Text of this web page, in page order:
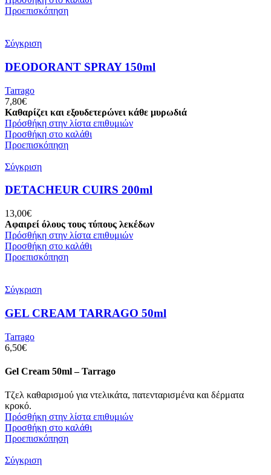
Προεπισκόπηση
Σύγκριση
DEODORANT SPRAY 150ml
Tarrago
7,80€
Καθαρίζει και εξουδετερώνει κάθε μυρωδιά
Πρόσθήκη στην λίστα επιθυμιών
Προσθήκη στο καλάθι
Προεπισκόπηση
Σύγκριση
DETACHEUR CUIRS 200ml
13,00€
Αφαιρεί όλους τους τύπους λεκέδων
Πρόσθήκη στην λίστα επιθυμιών
Προσθήκη στο καλάθι
Προεπισκόπηση
Σύγκριση
GEL CREAM TARRAGO 50ml
Tarrago
6,50€
Gel Cream 50ml – Tarrago
Τζελ καθαρισμού για ντελικάτα, πατενταρισμένα και δέρματα
κροκό.
Πρόσθήκη στην λίστα επιθυμιών
Προσθήκη στο καλάθι
Προεπισκόπηση
Σύγκριση